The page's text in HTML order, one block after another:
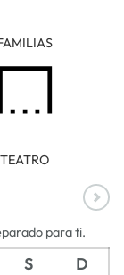
TEATRO
para ti.
S D